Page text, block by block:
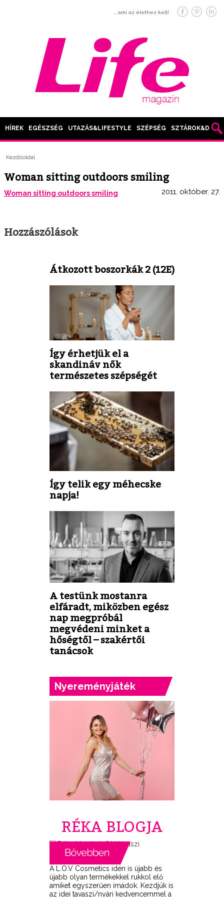
… ami az élethez kell!
HÍREK EGÉSZSÉG UTAZÁS&LIFESTYLE SZÉPSÉG SZTÁROK&DIVAT
Kezdőoldal
Woman sitting outdoors smiling
2011. október. 27.
Woman sitting outdoors smiling
Hozzászólások
Átkozott boszorkák 2 (12E)
Így érhetjük el a
skandináv nők
természetes szépségét
Így telik egy méhecske
napja!
A testünk mostanra
elfáradt, miközben egész
nap megpróbál
megvédeni minket a
hőségtől – szakértői
tanácsok
Nyereményjáték
RÉKA BLOGJA
A L.O.V Cosmetics idén is újabb és
újabb olyan termékekkel rukkol elő
amiket egyszerűen imádok. Kezdjük is
az idei tavaszi/nyári kedvencemmel a